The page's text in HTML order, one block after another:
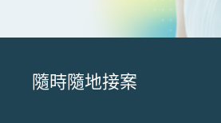
隨時隨地接案